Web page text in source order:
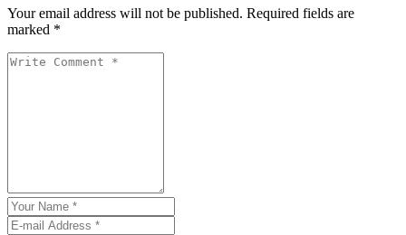
Your email address will not be published. Required fields are
marked *